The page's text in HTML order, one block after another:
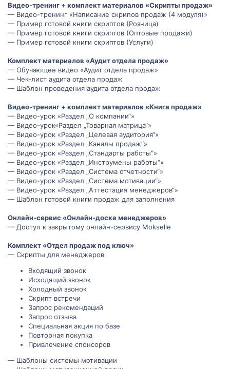
Видео-тренинг + комплект материалов «Скрипты продаж»
— Видео-тренинг «Написание скрипов продаж (4 модуля)»
— Пример готовой книги скриптов (Розница)
— Пример готовой книги скриптов (Оптовые продажи)
— Пример готовой книги скриптов (Услуги)
Комплект материалов «Аудит отдела продаж»
— Обучающее видео «Аудит отдела продаж»
— Чек-лист аудита отдела продаж
— Шаблон проведения аудита отдела продаж
Видео-тренинг + комплект материалов «Книга продаж»
— Видео-урок «Раздел „О компании“»
— Видео-урок«Раздел „Товарная матрица“»
— Видео-урок «Раздел „Целевая аудитория“»
— Видео-урок «Раздел „Каналы продаж“»
— Видео-урок «Раздел „Стандарты работы“»
— Видео-урок «Раздел „Инструмены работы“»
— Видео-урок «Раздел „Система отчетности“»
— Видео-урок «Раздел „Система мотивации“»
— Видео-урок «Раздел „Аттестация менеджеров“»
— Шаблон готовой книги продаж для заполнения
Онлайн-сервис «Онлайн-доска менеджеров»
— Доступ к закрытому онлайн-сервису Mokselle
Комплект «Отдел продаж под ключ»
— Скрипты для менеджеров
Входящий звонок
Исходящий звонок
Холодный звонок
Скрипт встречи
Запрос рекомендаций
Запрос отзыва
Специальная акция по базе
Повторная покупка
Привлечение спонсоров
— Шаблоны системы мотивации